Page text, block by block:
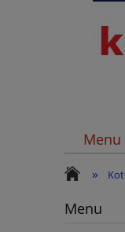
Menu
»
Menu